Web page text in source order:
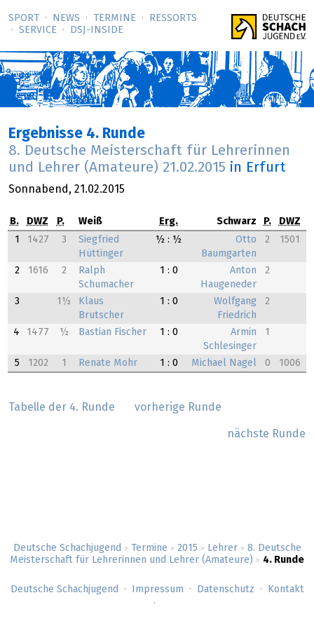
SPORT NEWS TERMINE
RESSORTS
SERVICE
DSJ-­INSIDE
Deutsche Schachjugend > Termine > 2015 > Lehrer > 8. Deutsche
Meisterschaft für Lehrerinnen und Lehrer (Amateure) > 4. Runde
Ergebnisse 4. Runde
8. Deutsche Meisterschaft für Lehrerinnen
und Lehrer (Amateure) 21.02.2015 in Erfurt
Sonnabend, 21.02.2015
B. DWZ P. Weiß Erg. Schwarz P.
DWZ
1
1427 3
Siegfried
Hüttinger
½ : ½
Otto
Baumgarten
2 1501
2 1616 2
Ralph
Schumacher
1 : 0
Anton
Haugeneder
2
3 1½
Klaus
Brutscher
1 : 0
Wolfgang
Friedrich
2
4 1477 ½ Bastian Fischer 1 : 0
Armin
Schlesinger
1
5 1202 1 Renate Mohr 1 : 0 Michael Nagel 0 1006
Tabelle der 4. Runde vorherige Runde
nächste Runde
Deutsche Schachjugend Impressum Datenschutz Kontakt